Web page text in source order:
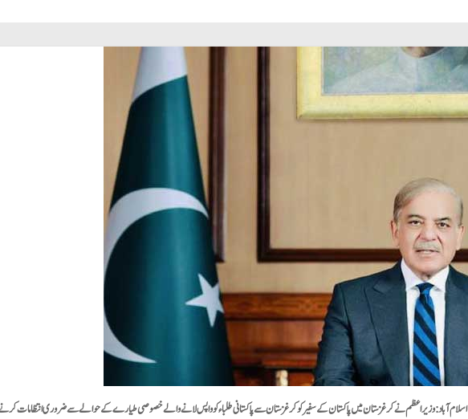
اسلام آباد:وزیراعظم نے کرغزستان میں پاکستان کے سفیر کو کرغزستان سے پاکستانی طلباء کو واپس لانے والے خصوصی طیارے کے حوالے سے ضروری انتظامات